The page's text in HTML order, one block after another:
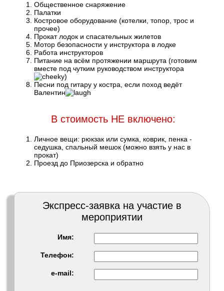
Общественное снаряжение
Палатки
Костровое оборудование (котелки, топор, трос и
прочее)
Прокат лодок и спасательных жилетов
Мотор безопасности у инструктора в лодке
Работа инструкторов
Питание на всём протяжении маршрута (готовим
вместе под чутким руководством инструктора
)
Песни под гитару у костра, если поход ведёт
Валентин
В стоимость НЕ включено:
Личное вещи: рюкзак или сумка, коврик, пенка -
седушка, спальный мешок (можно взять у нас в
прокат)
Проезд до Приозерска и обратно
Экспресс-заявка на участие в
мероприятии
Имя:
Телефон:
e-mail: